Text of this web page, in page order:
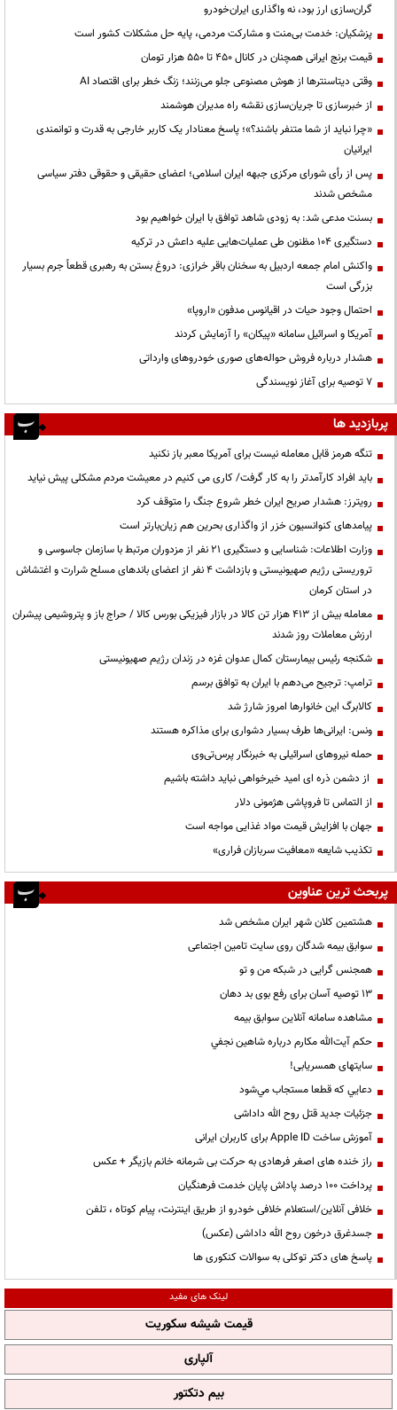
گران‌سازی ارز بود، نه واگذاری ایران‌خودرو
پزشکیان: خدمت بی‌منت و مشارکت مردمی، پایه حل مشکلات کشور است
قیمت‌ برنج ایرانی همچنان در کانال ۴۵۰ تا ۵۵۰ هزار تومان
وقتی دیتاسنترها از هوش مصنوعی جلو می‌زنند؛ زنگ خطر برای اقتصاد AI
از خبرسازی تا جریان‌سازی نقشه راه مدیران هوشمند
«چرا نباید از شما متنفر باشند؟»؛ پاسخ معنادار یک کاربر خارجی به قدرت و توانمندی
ایرانیان
پس از رأی شورای مرکزی جبهه ایران اسلامی؛ اعضای حقیقی و حقوقی دفتر سیاسی
مشخص شدند
بسنت مدعی شد: به زودی شاهد توافق با ایران خواهیم بود
دستگیری ۱۰۴ مظنون طی عملیات‌هایی علیه داعش در ترکیه
واکنش امام جمعه اردبیل به سخنان باقر خرازی: دروغ بستن به رهبری قطعاً جرم بسیار
بزرگی است
احتمال وجود حیات در اقیانوس مدفون «اروپا»
آمریکا و اسرائیل سامانه «پیکان» را آزمایش کردند
هشدار درباره فروش حواله‌های صوری خودروهای وارداتی
۷ توصیه برای آغاز نویسندگی
پربازدید ها
تنگه هرمز قابل معامله نیست برای آمریکا معبر باز نکنید
باید افراد کارآمدتر را به کار گرفت/ کاری می کنیم در معیشت مردم مشکلی پیش نیاید
رویترز: هشدار صریح ایران خطر شروع جنگ را متوقف کرد
پیامدهای کنوانسیون خزر از واگذاری بحرین هم زیان‌بارتر است
وزارت اطلاعات: شناسایی و دستگیری ۲۱ نفر از مزدوران مرتبط با سازمان جاسوسی و
تروریستی رژیم صهیونیستی و بازداشت ۴ نفر از اعضای باندهای مسلح شرارت و اغتشاش
در استان کرمان
معامله بیش از ۴۱۳ هزار تن کالا در بازار فیزیکی بورس کالا / حراج باز و پتروشیمی پیشران
ارزش معاملات روز شدند
شکنجه رئیس بیمارستان کمال عدوان غزه در زندان رژیم صهیونیستی
ترامپ: ترجیح می‌دهم با ایران به توافق برسم
کالابرگ این خانوارها امروز شارژ شد
ونس: ایرانی‌ها طرف بسیار دشواری برای مذاکره هستند
حمله نیروهای اسرائیلی به خبرنگار پرس‌تی‌وی
از دشمن ذره ای امید خیرخواهی نباید داشته باشیم
از التماس تا فروپاشی هژمونی دلار
جهان با افزایش قیمت مواد غذایی مواجه است
تکذیب شایعه «معافیت سربازان فراری»
پربحث ترین عناوین
هشتمین کلان شهر ایران مشخص شد
سوابق بیمه شدگان روی سایت تامین اجتماعی
همجنس گرایی در شبکه من و تو
13 توصیه آسان برای رفع بوی بد دهان
مشاهده سامانه آنلاين سوابق بیمه
حكم آيت‌الله مكارم درباره شاهين نجفي
سایتهای همسریابی!
دعايي كه قطعا مستجاب مي‌شود
جزئیات جدید قتل روح الله داداشی
آموزش ساخت Apple ID برای کاربران ایرانی
راز خنده های اصغر فرهادی به حرکت بی شرمانه خانم بازیگر + عکس
پرداخت ۱۰۰ درصد پاداش پایان خدمت فرهنگیان
خلافی آنلاین/استعلام خلافی خودرو از طریق اینترنت، پیام کوتاه ، تلفن
جسدغرق درخون روح الله داداشی (عکس)
پاسخ های دکتر توکلی به سوالات کنکوری ها
لینک های مفید
قیمت شیشه سکوریت
آلپاری
بیم دتکتور